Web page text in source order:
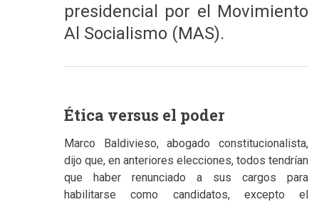
presidencial por el Movimiento
Al Socialismo (MAS).
Ética versus el poder
Marco Baldivieso, abogado constitucionalista,
dijo que, en anteriores elecciones, todos tendrían
que haber renunciado a sus cargos para
habilitarse como candidatos, excepto el